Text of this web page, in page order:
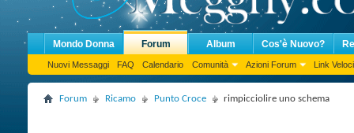
Mondo Donna Forum
Nuovi Messaggi FAQ Calendario Comunità Azioni Forum Link Veloci
Album Cos'è Nuovo?
Forum Ricamo Punto Croce rimpicciolire uno schema